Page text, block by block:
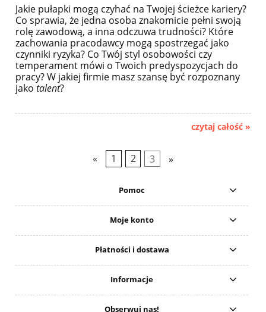
Jakie pułapki mogą czyhać na Twojej ścieżce kariery?
Co sprawia, że jedna osoba znakomicie pełni swoją
rolę zawodową, a inna odczuwa trudności? Które
zachowania pracodawcy mogą spostrzegać jako
czynniki ryzyka? Co Twój styl osobowości czy
temperament mówi o Twoich predyspozycjach do
pracy? W jakiej firmie masz szansę być rozpoznany
jako talent?
czytaj całość »
« 1 2 3 »
Pomoc
Moje konto
Płatności i dostawa
Informacje
Obserwuj nas!